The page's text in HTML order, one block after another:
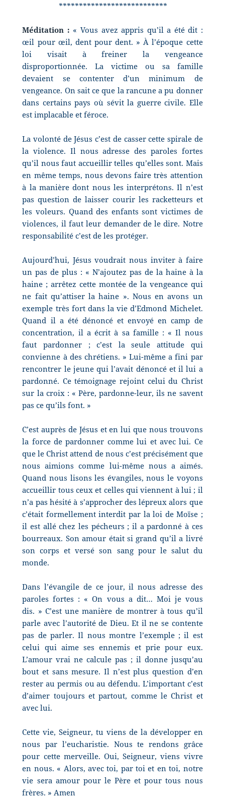
***************************
Méditation : « Vous avez appris qu’il a été dit :
œil pour œil, dent pour dent. » À l’époque cette
loi visait à freiner la vengeance
disproportionnée. La victime ou sa famille
devaient se contenter d’un minimum de
vengeance. On sait ce que la rancune a pu donner
dans certains pays où sévit la guerre civile. Elle
est implacable et féroce.
La volonté de Jésus c’est de casser cette spirale de
la violence. Il nous adresse des paroles fortes
qu’il nous faut accueillir telles qu’elles sont. Mais
en même temps, nous devons faire très attention
à la manière dont nous les interprétons. Il n’est
pas question de laisser courir les racketteurs et
les voleurs. Quand des enfants sont victimes de
violences, il faut leur demander de le dire. Notre
responsabilité c’est de les protéger.
Aujourd’hui, Jésus voudrait nous inviter à faire
un pas de plus : « N’ajoutez pas de la haine à la
haine ; arrêtez cette montée de la vengeance qui
ne fait qu’attiser la haine ». Nous en avons un
exemple très fort dans la vie d’Edmond Michelet.
Quand il a été dénoncé et envoyé en camp de
concentration, il a écrit à sa famille : « Il nous
faut pardonner ; c’est la seule attitude qui
convienne à des chrétiens. » Lui-même a fini par
rencontrer le jeune qui l’avait dénoncé et il lui a
pardonné. Ce témoignage rejoint celui du Christ
sur la croix : « Père, pardonne-leur, ils ne savent
pas ce qu’ils font. »
C’est auprès de Jésus et en lui que nous trouvons
la force de pardonner comme lui et avec lui. Ce
que le Christ attend de nous c’est précisément que
nous aimions comme lui-même nous a aimés.
Quand nous lisons les évangiles, nous le voyons
accueillir tous ceux et celles qui viennent à lui ; il
n’a pas hésité à s’approcher des lépreux alors que
c’était formellement interdit par la loi de Moïse ;
il est allé chez les pécheurs ; il a pardonné à ces
bourreaux. Son amour était si grand qu’il a livré
son corps et versé son sang pour le salut du
monde.
Dans l’évangile de ce jour, il nous adresse des
paroles fortes : « On vous a dit… Moi je vous
dis. » C’est une manière de montrer à tous qu’il
parle avec l’autorité de Dieu. Et il ne se contente
pas de parler. Il nous montre l’exemple ; il est
celui qui aime ses ennemis et prie pour eux.
L’amour vrai ne calcule pas ; il donne jusqu’au
bout et sans mesure. Il n’est plus question d’en
rester au permis ou au défendu. L’important c’est
d’aimer toujours et partout, comme le Christ et
avec lui.
Cette vie, Seigneur, tu viens de la développer en
nous par l’eucharistie. Nous te rendons grâce
pour cette merveille. Oui, Seigneur, viens vivre
en nous. « Alors, avec toi, par toi et en toi, notre
vie sera amour pour le Père et pour tous nous
frères. » Amen